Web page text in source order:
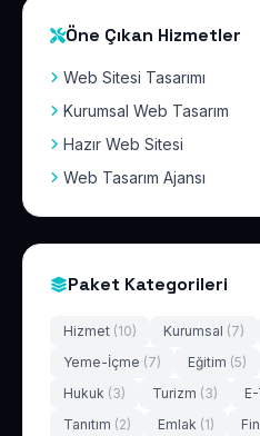
Öne Çıkan Hizmetler
Web Sitesi Tasarımı
Kurumsal Web Tasarım
Hazır Web Sitesi
Web Tasarım Ajansı
Paket Kategorileri
Hizmet (10) Kurumsal (7)
Yeme-İçme (7) Eğitim (5)
Hukuk (3) Turizm (3)
Tanıtım (2) Emlak (1)